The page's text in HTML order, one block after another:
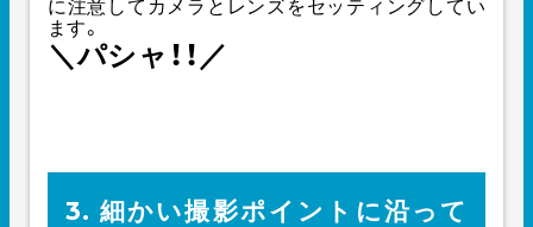
に注意してカメラとレンズをセッティングしてい
ます。
＼パシャ！！／
3. 細かい撮影ポイントに沿って